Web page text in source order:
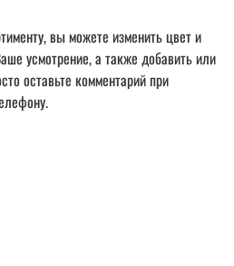
вы можете изменить цвет и
усмотрение, а также добавить или
оставьте комментарий при